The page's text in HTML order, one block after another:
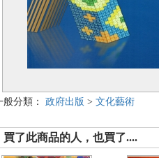
般分類： 政府出版 > 文化藝術
買了此商品的人，也買了....